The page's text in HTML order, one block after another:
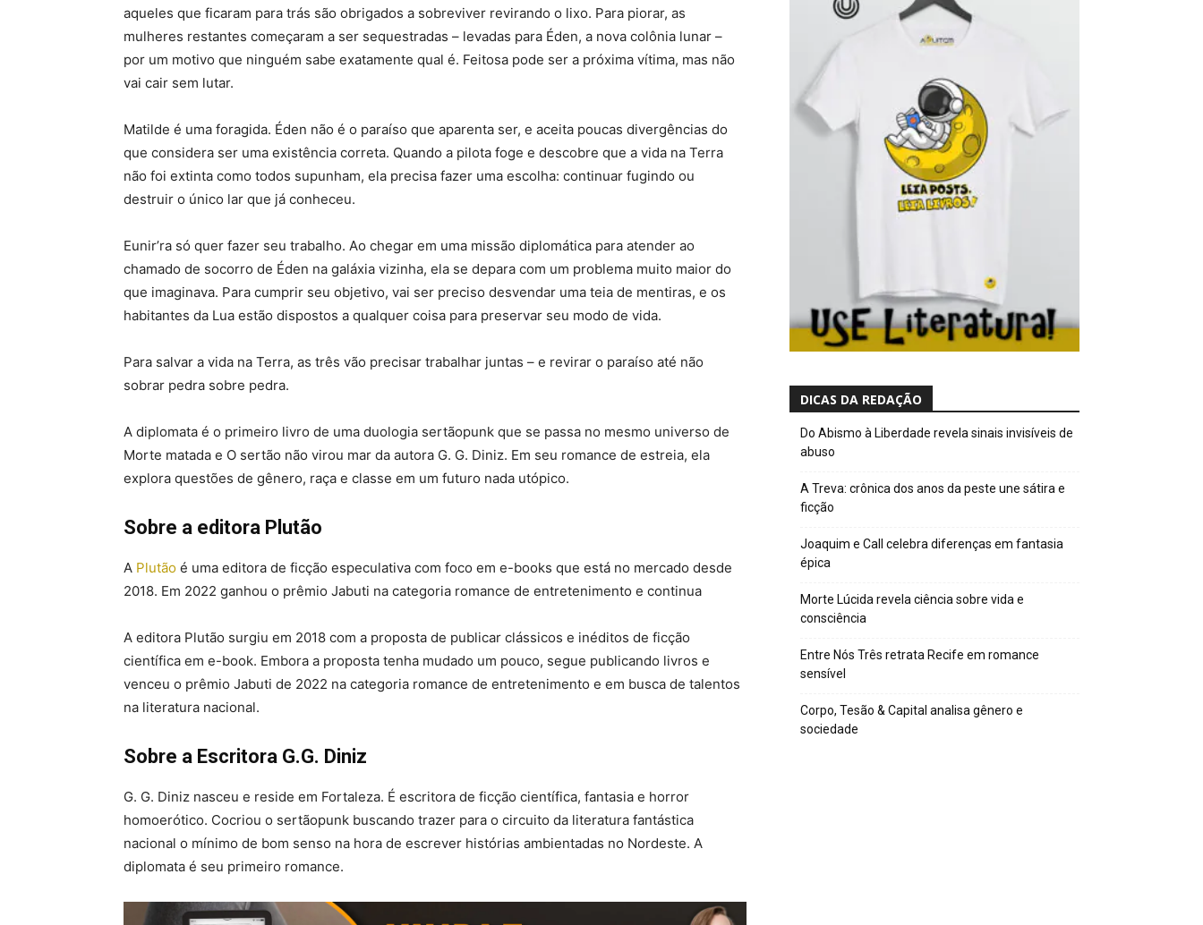
aqueles que ficaram para trás são obrigados a sobreviver revirando o lixo. Para piorar, as
mulheres restantes começaram a ser sequestradas – levadas para Éden, a nova colônia lunar –
por um motivo que ninguém sabe exatamente qual é. Feitosa pode ser a próxima vítima, mas não
vai cair sem lutar.
Matilde é uma foragida. Éden não é o paraíso que aparenta ser, e aceita poucas divergências do
que considera ser uma existência correta. Quando a pilota foge e descobre que a vida na Terra
não foi extinta como todos supunham, ela precisa fazer uma escolha: continuar fugindo ou
destruir o único lar que já conheceu.
Eunir’ra só quer fazer seu trabalho. Ao chegar em uma missão diplomática para atender ao
chamado de socorro de Éden na galáxia vizinha, ela se depara com um problema muito maior do
que imaginava. Para cumprir seu objetivo, vai ser preciso desvendar uma teia de mentiras, e os
habitantes da Lua estão dispostos a qualquer coisa para preservar seu modo de vida.
Para salvar a vida na Terra, as três vão precisar trabalhar juntas – e revirar o paraíso até não
sobrar pedra sobre pedra.
A diplomata é o primeiro livro de uma duologia sertãopunk que se passa no mesmo universo de
Morte matada e O sertão não virou mar da autora G. G. Diniz. Em seu romance de estreia, ela
explora questões de gênero, raça e classe em um futuro nada utópico.
Sobre a editora Plutão
A Plutão é uma editora de ficção especulativa com foco em e-books que está no mercado desde
2018. Em 2022 ganhou o prêmio Jabuti na categoria romance de entretenimento e continua
A editora Plutão surgiu em 2018 com a proposta de publicar clássicos e inéditos de ficção
científica em e-book. Embora a proposta tenha mudado um pouco, segue publicando livros e
venceu o prêmio Jabuti de 2022 na categoria romance de entretenimento e em busca de talentos
na literatura nacional.
Sobre a Escritora G.G. Diniz
G. G. Diniz nasceu e reside em Fortaleza. É escritora de ficção científica, fantasia e horror
homoerótico. Cocriou o sertãopunk buscando trazer para o circuito da literatura fantástica
nacional o mínimo de bom senso na hora de escrever histórias ambientadas no Nordeste. A
diplomata é seu primeiro romance.
DICAS DA REDAÇÃO
Do Abismo à Liberdade revela sinais invisíveis de
abuso
A Treva: crônica dos anos da peste une sátira e
ficção
Joaquim e Call celebra diferenças em fantasia
épica
Morte Lúcida revela ciência sobre vida e
consciência
Entre Nós Três retrata Recife em romance
sensível
Corpo, Tesão & Capital analisa gênero e
sociedade